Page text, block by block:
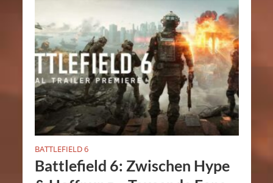
BATTLEFIELD 6
Battlefield 6: Zwischen Hype